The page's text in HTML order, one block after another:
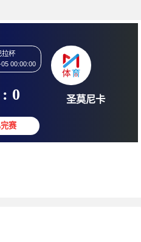
2026-06-05 00:00:00
0 : 0